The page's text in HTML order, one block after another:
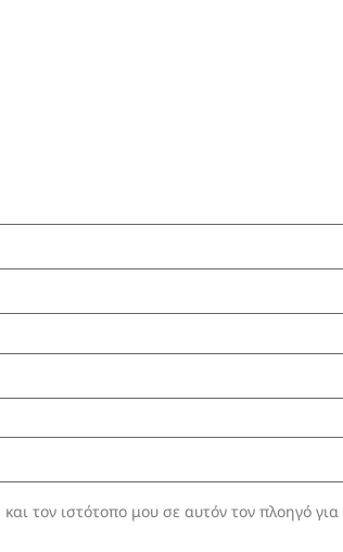
τον ιστότοπο μου σε αυτόν τον πλοηγό